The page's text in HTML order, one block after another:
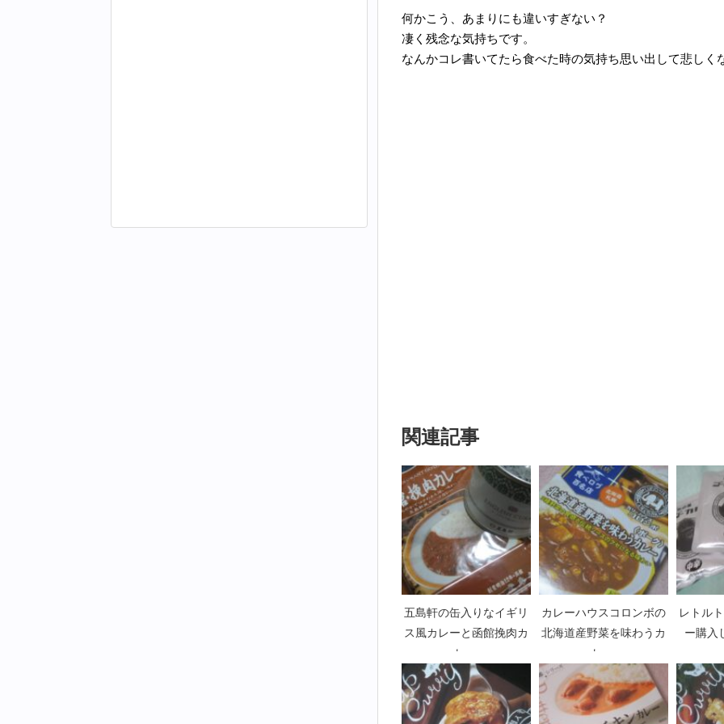
何かこう、あまりにも違いすぎない？
凄く残念な気持ちです。
なんかコレ書いてたら食べた時の気持ち思い出して悲しく
関連記事
五島軒の缶入りなイギリ
ス風カレーと函館挽肉カ
レー
カレーハウスコロンボの
北海道産野菜を味わうカ
レー
レトル
ー購入